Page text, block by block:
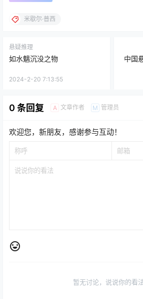
米歇尔·普西
悬疑推理
如水魑沉没之物
2024-2-20 7:13:55
中国
0 条回复 A 文章作者 M 管理员
欢迎您，新朋友，感谢参与互动！
暂无讨论，说说你的看